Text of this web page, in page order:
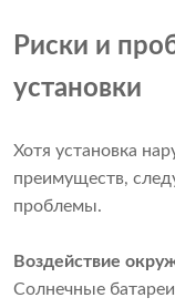
Риски и
установки
Хотя установка
преимуществ,
проблемы.
Воздействие
Солнечные